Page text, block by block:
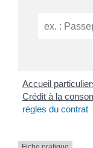
Accueil
Crédit à la
règles du contrat